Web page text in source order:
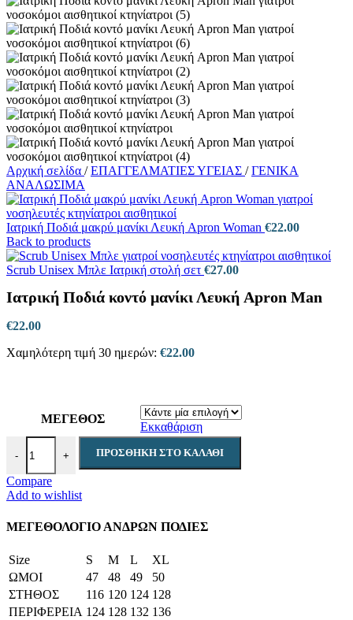
Αρχική σελίδα / ΕΠΑΓΓΕΛΜΑΤΙΕΣ ΥΓΕΙΑΣ / ΓΕΝΙΚΑ
ΑΝΑΛΩΣΙΜΑ
Ιατρική Ποδιά μακρύ μανίκι Λευκή Apron Woman €22.00
Back to products
Scrub Unisex Μπλε Ιατρική στολή σετ €27.00
Ιατρική Ποδιά κοντό μανίκι Λευκή Apron Man
€22.00
Χαμηλότερη τιμή 30 ημερών: €22.00
ΜΕΓΕΘΟΣ
Εκκαθάριση
-
Ιατρική Ποδιά κοντό μανίκι Λευκή Apron Man ποσότητα
+ ΠΡΟΣΘΉΚΗ ΣΤΟ ΚΑΛΆΘΙ
Compare
Add to wishlist
ΜΕΓΕΘΟΛΟΓΙΟ ΑΝΔΡΩΝ ΠΟΔΙΕΣ
Size S M L
XL
ΩΜΟΙ
47 48 49
50
ΣΤΗΘΟΣ
116 120 124 128
ΠΕΡΙΦΕΡΕΙΑ 124 128 132 136